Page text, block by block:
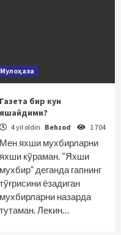
Мулоҳаза
Газета бир кун
яшайдими?
4 yil oldin Behzod 1 704
Мен яхши мухбирларни
яхши кўраман. “Яхши
мухбир” деганда гапнинг
тўғрисини ёзадиган
мухбирларни назарда
тутаман. Лекин…